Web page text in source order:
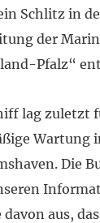
Schlitz in
der
Pfalz“
lag zuletzt
Wartung
Die
aus,